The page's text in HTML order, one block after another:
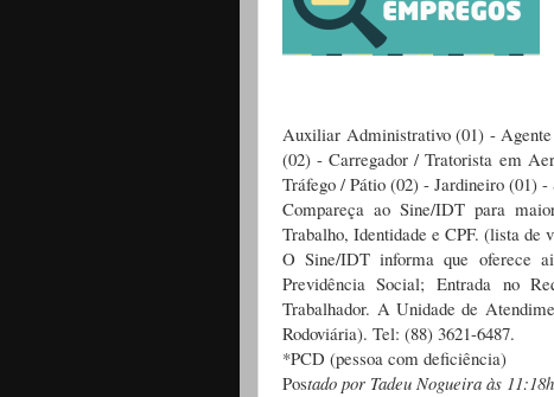
Auxiliar Administrativo (01) -
(02) - Carregador / Tratorista em
Tráfego / Pátio (02) - Jardineiro (01)
Compareça ao Sine/IDT para
Trabalho, Identidade e CPF. (lista de
O Sine/IDT informa que oferece
Previdência Social;Entrada no
Trabalhador. A Unidade de
Rodoviária). Tel: (88) 3621-6487.
*PCD (pessoa com deficiência)
Postado por Tadeu Nogueira às 11:18h